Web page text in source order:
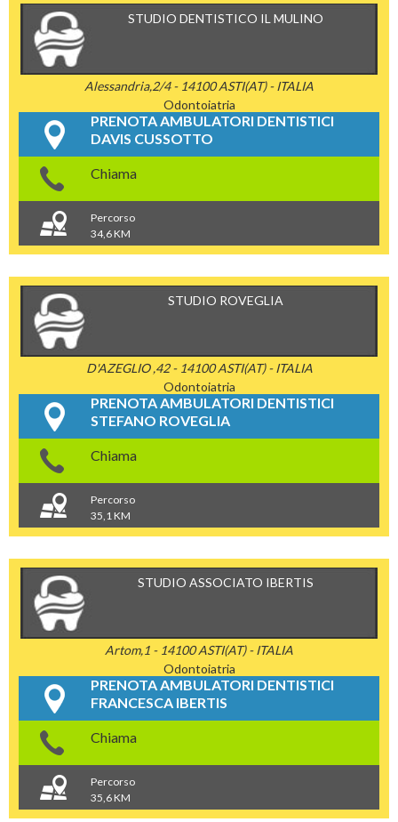
STUDIO DENTISTICO IL MULINO
Alessandria,2/4 - 14100 ASTI(AT) - ITALIA
Odontoiatria
PRENOTA AMBULATORI DENTISTICI
DAVIS CUSSOTTO
Chiama
Percorso
34,6 KM
STUDIO ROVEGLIA
D'AZEGLIO ,42 - 14100 ASTI(AT) - ITALIA
Odontoiatria
PRENOTA AMBULATORI DENTISTICI
STEFANO ROVEGLIA
Chiama
Percorso
35,1 KM
STUDIO ASSOCIATO IBERTIS
Artom,1 - 14100 ASTI(AT) - ITALIA
Odontoiatria
PRENOTA AMBULATORI DENTISTICI
FRANCESCA IBERTIS
Chiama
Percorso
35,6 KM